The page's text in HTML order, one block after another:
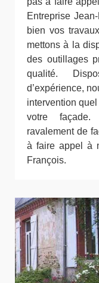
Entreprise
bien vos
mettons à la
des outillages
qualité.
d’expérience,
intervention
votre façade.
ravalement de
à faire appel à
François.